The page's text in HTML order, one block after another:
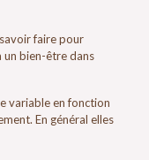
faire pour
bien-être dans
variable en fonction
En général elles